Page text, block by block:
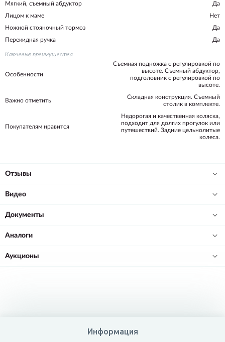
Мягкий, съемный абдуктор
Да
Лицом к маме
Нет
Ножной стояночный тормоз
Да
Перекидная ручка
Да
Ключевые преимущества
Особенности
Съемная подножка с регулировкой по
высоте. Съемный абдуктор,
подголовник с регулировкой по
высоте.
Важно отметить
Складная конструкция. Съемный
столик в комплекте.
Покупателям нравится
Недорогая и качественная коляска,
подходит для долгих прогулок или
путешествий. Задние цельнолитые
колеса.
Отзывы
Видео
Документы
Аналоги
Аукционы
Информация